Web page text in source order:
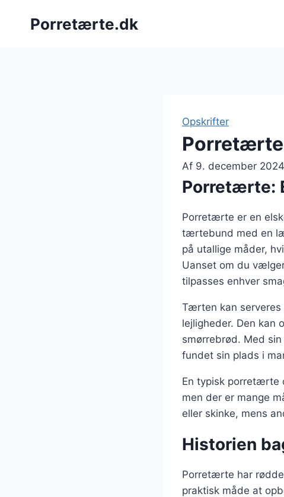
Porretærte.dk
Opskrifter
Af 9. december 2024
Porretærte:
Porretærte er en
tærtebund med en
på utallige måder,
Uanset om du
tilpasses enhver
Tærten kan serveres
lejligheder. Den kan
smørrebrød. Med
fundet sin plads i
En typisk porretærte
men der er mange
eller skinke, mens
Historien
Porretærte har
praktisk måde at